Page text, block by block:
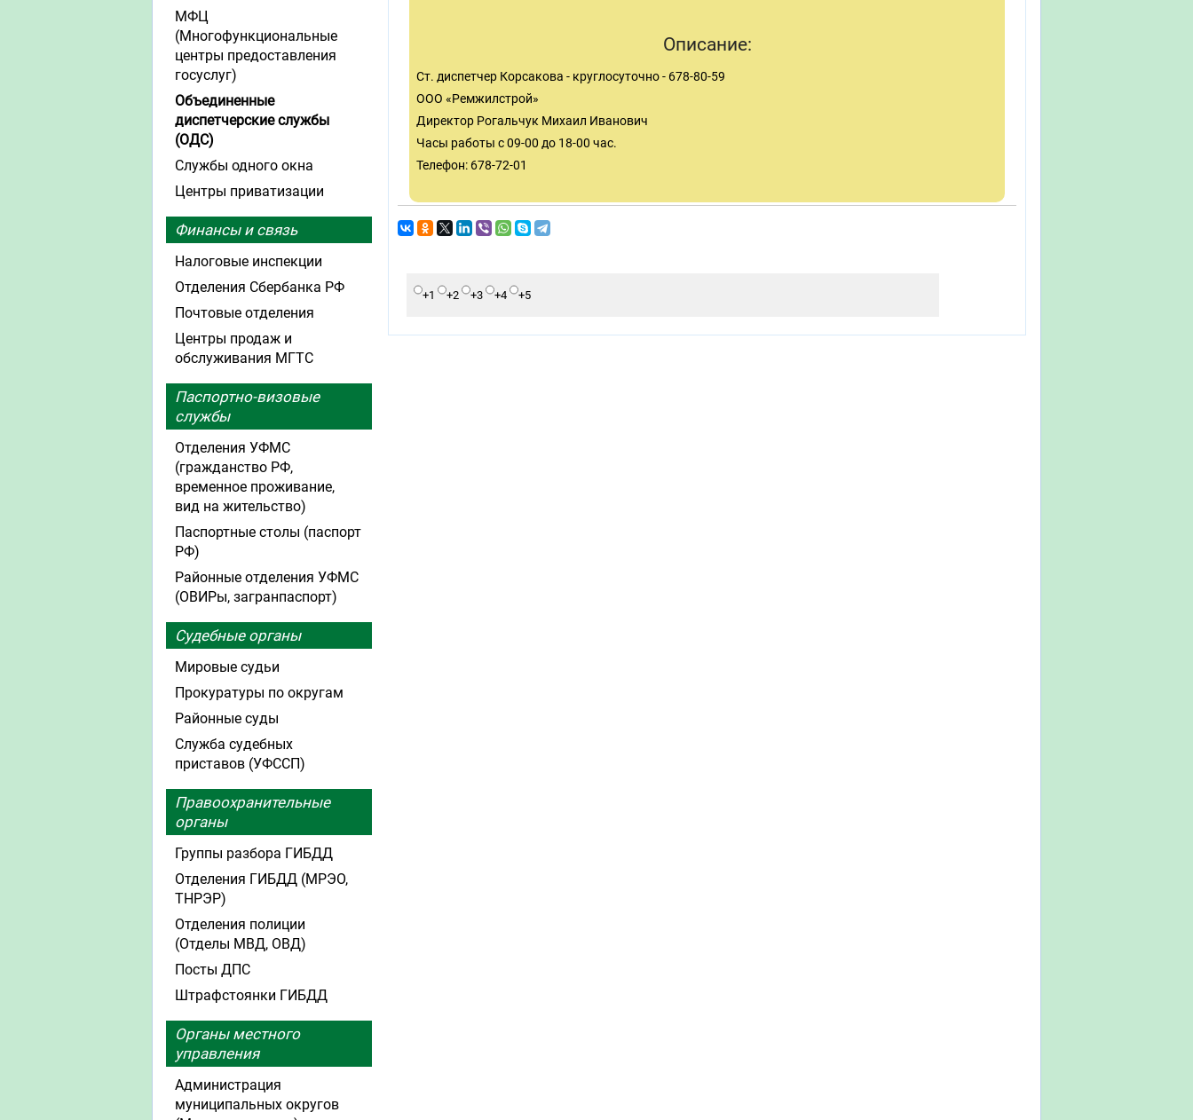
Описание:
Ст. диспетчер Корсакова - круглосуточно - 678-80-59
ООО «Ремжилстрой»
Директор Рогальчук Михаил Иванович
Часы работы с 09-00 до 18-00 час.
Телефон: 678-72-01
+1 +2 +3 +4 +5
МФЦ
(Многофункциональные
центры предоставления
госуслуг)
Объединенные
диспетчерские службы
(ОДС)
Службы одного окна
Центры приватизации
Финансы и связь
Налоговые инспекции
Отделения Сбербанка РФ
Почтовые отделения
Центры продаж и
обслуживания МГТС
Паспортно-визовые
службы
Отделения УФМС
(гражданство РФ,
временное проживание,
вид на жительство)
Паспортные столы (паспорт
РФ)
Районные отделения УФМС
(ОВИРы, загранпаспорт)
Судебные органы
Мировые судьи
Прокуратуры по округам
Районные суды
Служба судебных
приставов (УФССП)
Правоохранительные
органы
Группы разбора ГИБДД
Отделения ГИБДД (МРЭО,
ТНРЭР)
Отделения полиции
(Отделы МВД, ОВД)
Посты ДПС
Штрафстоянки ГИБДД
Органы местного
управления
Администрация
муниципальных округов